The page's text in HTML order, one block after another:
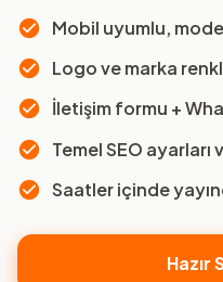
Mobil uyumlu,
Logo ve marka
İletişim formu +
Temel SEO
Saatler içinde
Hazır